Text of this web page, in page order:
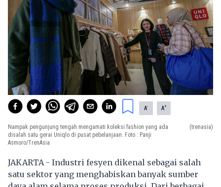
A- A+
Nampak pengunjung tengah mengamati koleksi fashion yang ada
disalah satu gerai Uniqlo di pusat pebelanjaan. Foto : Panji
Asmoro/TrenAsia
(trenasia)
JAKARTA - Industri fesyen dikenal sebagai salah
satu sektor yang menghabiskan banyak sumber